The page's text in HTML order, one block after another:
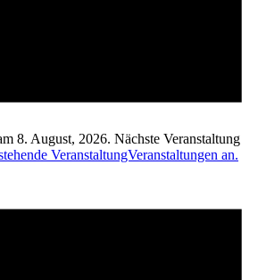
8. August, 2026. Nächste Veranstaltung
VeranstaltungVeranstaltungen an.